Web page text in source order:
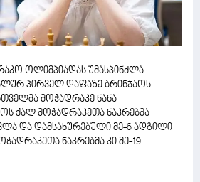
ოლიმპიადას უმასპინძლა.
პირველ დაფაზე ბრინჯაოს
მოჭადრაკე ნანა
ქალ მოჭადრაკეთა ნაკრებმა
და დამსახურებული მე-6 ადგილი
ნაკრებმა კი მე-19